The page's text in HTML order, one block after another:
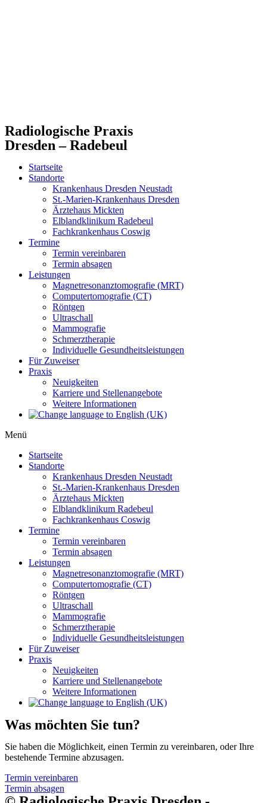
Radiologische Praxis
Dresden – Radebeul
Startseite
Standorte
Krankenhaus Dresden Neustadt
St.-Marien-Krankenhaus Dresden
Ärztehaus Mickten
Elblandklinikum Radebeul
Fachkrankenhaus Coswig
Termine
Termin vereinbaren
Termin absagen
Leistungen
Magnetresonanztomografie (MRT)
Computertomografie (CT)
Röntgen
Ultraschall
Mammografie
Schmerztherapie
Individuelle Gesundheitsleistungen
Für Zuweiser
Praxis
Neuigkeiten
Karriere und Stellenangebote
Weitere Informationen
Menü
Startseite
Standorte
Krankenhaus Dresden Neustadt
St.-Marien-Krankenhaus Dresden
Ärztehaus Mickten
Elblandklinikum Radebeul
Fachkrankenhaus Coswig
Termine
Termin vereinbaren
Termin absagen
Leistungen
Magnetresonanztomografie (MRT)
Computertomografie (CT)
Röntgen
Ultraschall
Mammografie
Schmerztherapie
Individuelle Gesundheitsleistungen
Für Zuweiser
Praxis
Neuigkeiten
Karriere und Stellenangebote
Weitere Informationen
Was möchten Sie tun?
Sie haben die Möglichkeit, einen Termin zu vereinbaren, oder Ihre
bestehende Termine abzusagen.
Termin vereinbaren
Termin absagen